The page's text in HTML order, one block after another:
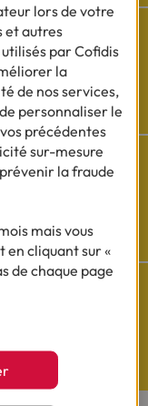
réponses
lors de votre
et autres
par Cofidis
la
de nos services,
personnaliser le
précédentes
sur-mesure
la fraude
mais vous
en cliquant sur «
de chaque page